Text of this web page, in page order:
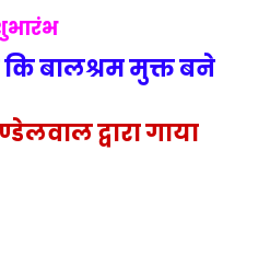
कि बालश्रम मुक्त बने
द्वारा गाया